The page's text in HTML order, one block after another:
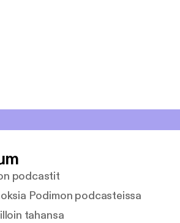
podcastit
Podimon podcasteissa
tahansa